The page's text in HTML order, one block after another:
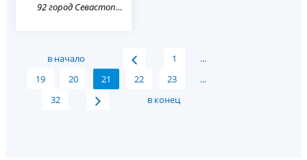
92 город Севастополь
в начало 1
...
19
20 21 22 23
...
32
в конец